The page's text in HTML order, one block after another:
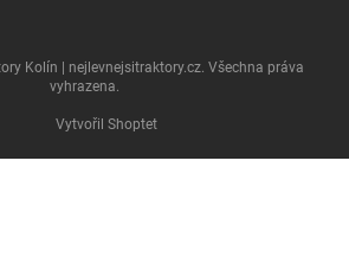
Vytvořil Shoptet
Kolín | nejlevnejsitraktory.cz. Všechna práva
vyhrazena.